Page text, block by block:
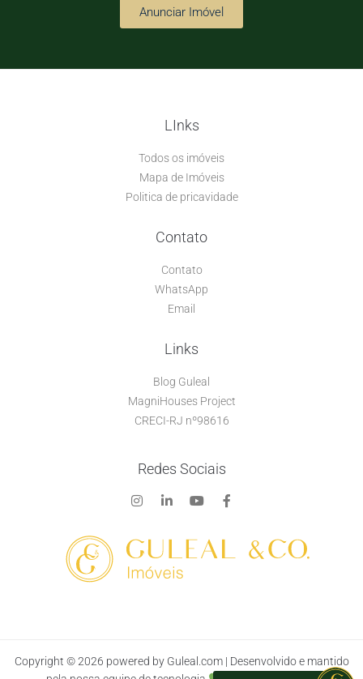
Anunciar Imóvel
LInks
Todos os imóveis
Mapa de Imóveis
Politica de pricavidade
Contato
Contato
WhatsApp
Email
Links
Blog Guleal
MagniHouses Project
CRECI-RJ nº98616
Redes Sociais
Copyright ©2026 powered by Guleal.com | Desenvolvido e mantido